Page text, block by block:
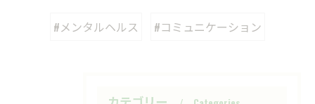
#メンタルヘルス #コミュニケーション